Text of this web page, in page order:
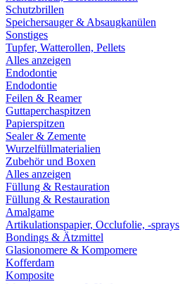
Schutzbrillen
Speichersauger & Absaugkanülen
Sonstiges
Tupfer, Watterollen, Pellets
Alles anzeigen
Endodontie
Endodontie
Feilen & Reamer
Guttaperchaspitzen
Papierspitzen
Sealer & Zemente
Wurzelfüllmaterialien
Zubehör und Boxen
Alles anzeigen
Füllung & Restauration
Füllung & Restauration
Amalgame
Artikulationspapier, Occlufolie, -sprays
Bondings & Ätzmittel
Glasionomere & Kompomere
Kofferdam
Komposite